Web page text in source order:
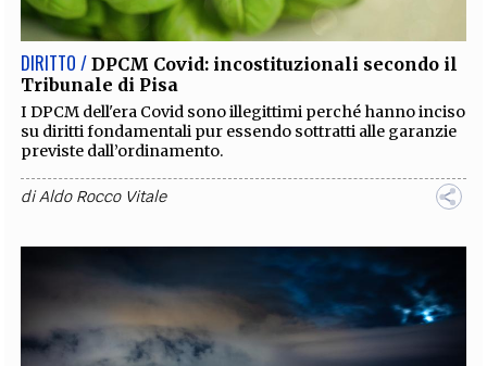
DIRITTO / DPCM Covid: incostituzionali secondo il
Tribunale di Pisa
I DPCM dell'era Covid sono illegittimi perché hanno inciso
su diritti fondamentali pur essendo sottratti alle garanzie
previste dall’ordinamento.
diAldo Rocco Vitale